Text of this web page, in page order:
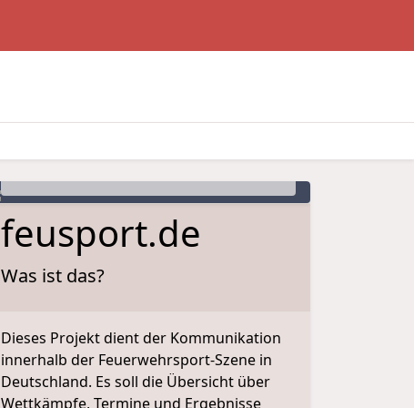
feusport.de
Was ist das?
Dieses Projekt dient der Kommunikation
innerhalb der Feuerwehrsport-Szene in
Deutschland. Es soll die Übersicht über
Wettkämpfe, Termine und Ergebnisse